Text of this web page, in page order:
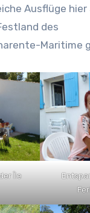
Ausflüge hier
des
Maritime
Île